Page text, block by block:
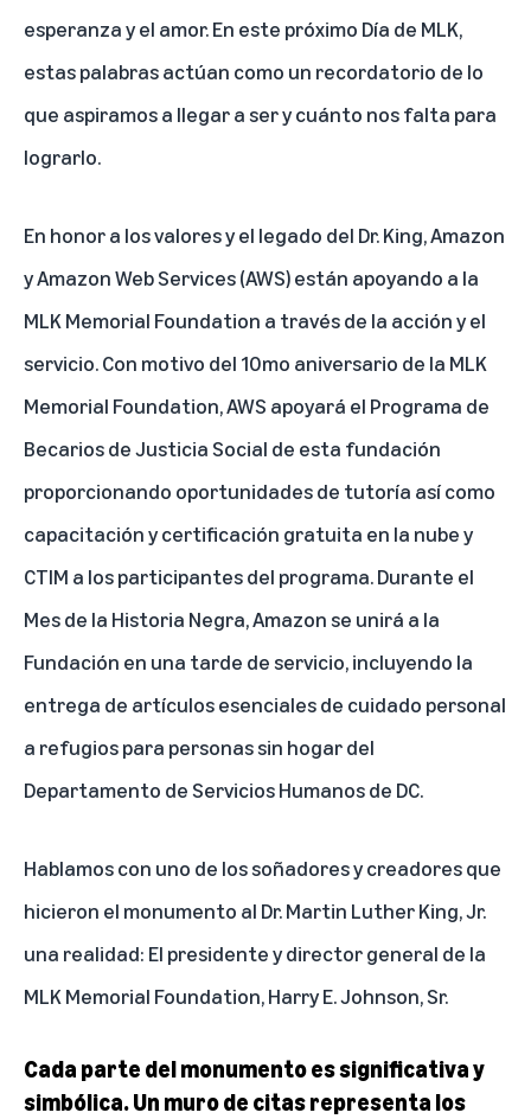
esperanza y el amor. En este próximo Día de MLK,
estas palabras actúan como un recordatorio de lo
que aspiramos a llegar a ser y cuánto nos falta para
lograrlo.
En honor a los valores y el legado del Dr. King, Amazon
y Amazon Web Services (AWS) están apoyando a la
MLK Memorial Foundation a través de la acción y el
servicio. Con motivo del 10mo aniversario de la MLK
Memorial Foundation, AWS apoyará el Programa de
Becarios de Justicia Social de esta fundación
proporcionando oportunidades de tutoría así como
capacitación y certificación gratuita en la nube y
CTIM a los participantes del programa. Durante el
Mes de la Historia Negra, Amazon se unirá a la
Fundación en una tarde de servicio, incluyendo la
entrega de artículos esenciales de cuidado personal
a refugios para personas sin hogar del
Departamento de Servicios Humanos de DC.
Hablamos con uno de los soñadores y creadores que
hicieron el monumento al Dr. Martin Luther King, Jr.
una realidad: El presidente y director general de la
MLK Memorial Foundation, Harry E. Johnson, Sr.
Cada parte del monumento es significativa y
simbólica. Un muro de citas representa los